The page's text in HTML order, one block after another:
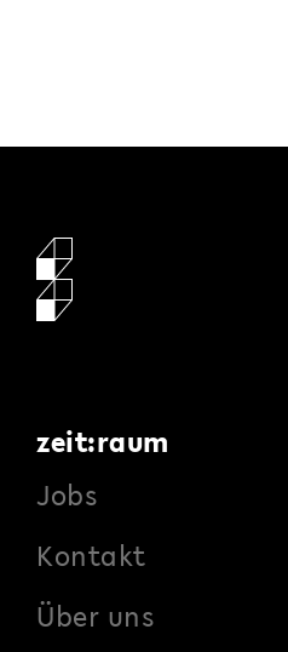
zeit:raum
Jobs
Kontakt
Über uns